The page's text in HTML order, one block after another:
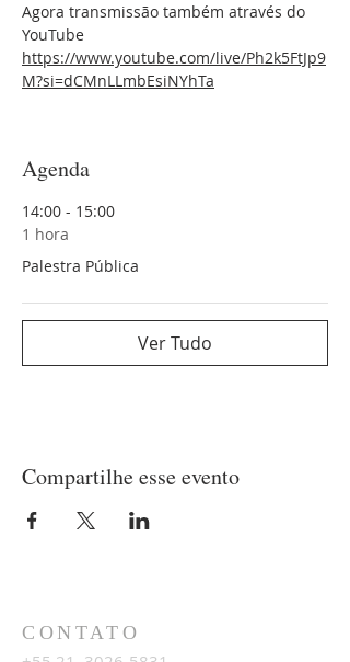
Agora transmissão também através do
YouTube
https://www.youtube.com/live/Ph2k5FtJp9
M?si=dCMnLLmbEsiNYhTa
Agenda
14:00 - 15:00
1 hora
Palestra Pública
Ver Tudo
Compartilhe esse evento
CONTATO